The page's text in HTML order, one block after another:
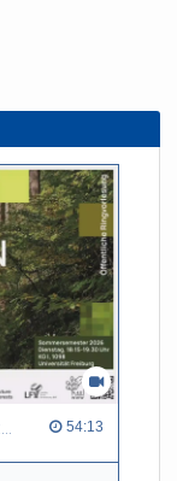
Between tradition and transformation: how owners, advisers and institutions co-create knowledge for resilient forests in Europe 54:13